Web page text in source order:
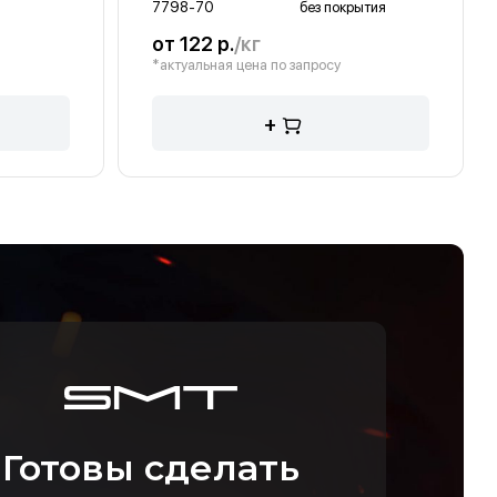
7798-70 без покрытия
от 122 р./кг
*актуальная цена по запросу
+
Готовы сделать